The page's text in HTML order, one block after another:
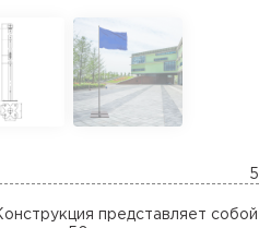
5
представляет собой